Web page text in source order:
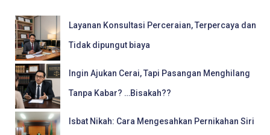
Layanan Konsultasi Perceraian, Terpercaya dan
Tidak dipungut biaya
Ingin Ajukan Cerai, Tapi Pasangan Menghilang
Tanpa Kabar? …Bisakah??
Isbat Nikah: Cara Mengesahkan Pernikahan Siri